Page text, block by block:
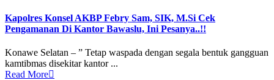
Kapolres Konsel AKBP Febry Sam, SIK, M.Si Cek
Pengamanan Di Kantor Bawaslu, Ini Pesanya..!!
Konawe Selatan – ” Tetap waspada dengan segala bentuk gangguan
kamtibmas disekitar kantor ...
Read More